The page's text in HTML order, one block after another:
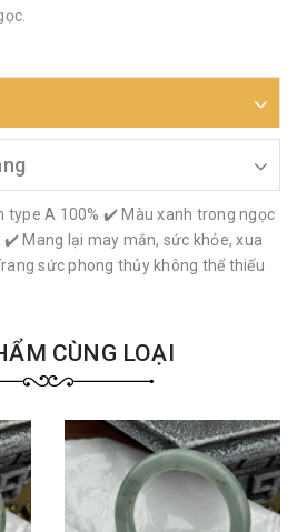
type A 100% ✔️ Màu xanh trong ngọc
Mang lại may mắn, sức khỏe, xua
sức phong thủy không thể thiếu
CÙNG LOẠI